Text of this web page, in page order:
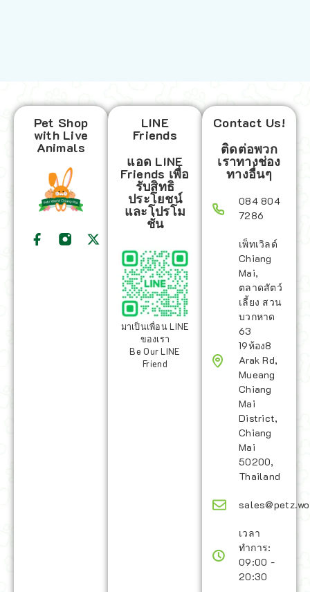
Pet Shop
with Live
Animals
LINE
Friends
แอด LINE
Friends เพื่อ
รับสิทธิ
ประโยชน์
และโปรโม
ชั่น
มาเป็นเพื่อน LINE
ของเรา
Be Our LINE
Friend
Contact Us!
ติดต่อพวก
เราทางช่อง
ทางอื่นๆ
084 804
7286
เพ็ทเวิลด์
Chiang
Mai,
ตลาดสัตว์
เลี้ยง สวน
บวกหาด
63
19ห้อง8
Arak Rd,
Mueang
Chiang
Mai
District,
Chiang
Mai
50200,
Thailand
เวลา
ทำการ:
09:00 -
20:30